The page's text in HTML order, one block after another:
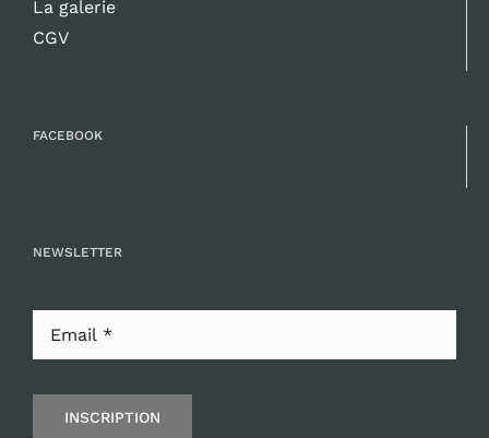
La galerie
CGV
FACEBOOK
NEWSLETTER
INSCRIPTION